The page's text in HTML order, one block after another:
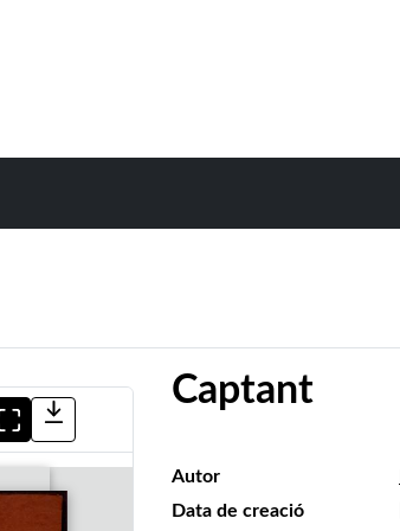
Captant
Autor
Data de creació